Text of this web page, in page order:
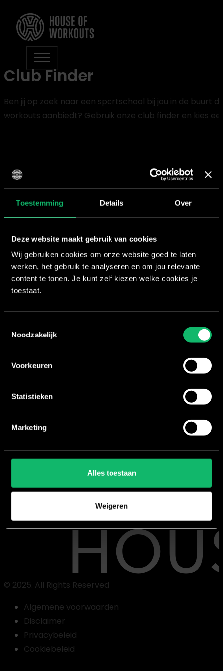
Toestemming Details Over
Deze website maakt gebruik van cookies
Wij gebruiken cookies om onze website goed te laten
werken, het gebruik te analyseren en om jou relevante
content te tonen. Je kunt zelf kiezen welke cookies je
toestaat.
Noodzakelijk
Voorkeuren
Statistieken
Marketing
Alles toestaan
Weigeren
Vind
een
Club Finder
Ben jij op zoek naar een sportschool bij jou in de buurt
workouts aanbiedt? Gebruik onze club finder en kies
Al ruim 20 jaar werken wij bij House of Workouts aan het
creëren waar kwaliteit, resultaat en FUN centraal
XCORE®
BRN®
House of Workouts
Vacatures
Opleidingsdagen
Blog
© 2025. All Rights Reserved
Algemene voorwaarden
Disclaimer
Privacybeleid
Cookiebeleid